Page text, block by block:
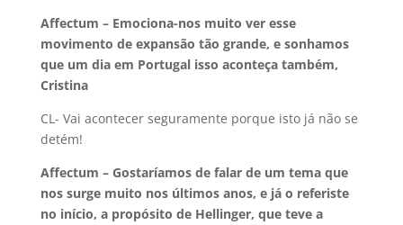
Affectum – Emociona-nos muito ver esse
movimento de expansão tão grande, e sonhamos
que um dia em Portugal isso aconteça também,
Cristina
CL- Vai acontecer seguramente porque isto já não se
detém!
Affectum – Gostaríamos de falar de um tema que
nos surge muito nos últimos anos, e já o referiste
no início, a propósito de Hellinger, que teve a